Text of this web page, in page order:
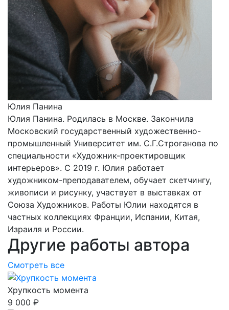
Юлия Панина
Юлия Панина. Родилась в Москве. Закончила
Московский государственный художественно-
промышленный Университет им. С.Г.Строганова по
специальности «Художник-проектировщик
интерьеров». С 2019 г. Юлия работает
художником-преподавателем, обучает скетчингу,
живописи и рисунку, участвует в выставках от
Союза Художников. Работы Юлии находятся в
частных коллекциях Франции, Испании, Китая,
Израиля и России.
Другие работы автора
Смотреть все
Хрупкость момента
9 000 ₽